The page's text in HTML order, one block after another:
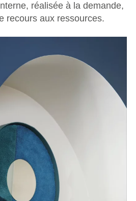
réalisée à la demande,
recours aux ressources.